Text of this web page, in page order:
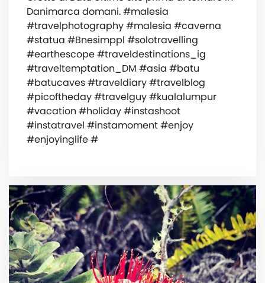
Danimarca domani. #malesia
#travelphotography #malesia #caverna
#statua #Bnesimppl #solotravelling
#earthescope #traveldestinations_ig
#traveltemptation_DM #asia #batu
#batucaves #traveldiary #travelblog
#picoftheday #travelguy #kualalumpur
#vacation #holiday #instashoot
#instatravel #instamoment #enjoy
#enjoyinglife #